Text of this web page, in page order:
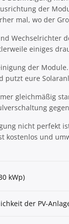
der
mal, wo der
Wechselrichter
einiges
der
putzt eure
gleichmäßig
nicht
und
kWp)
der PV-